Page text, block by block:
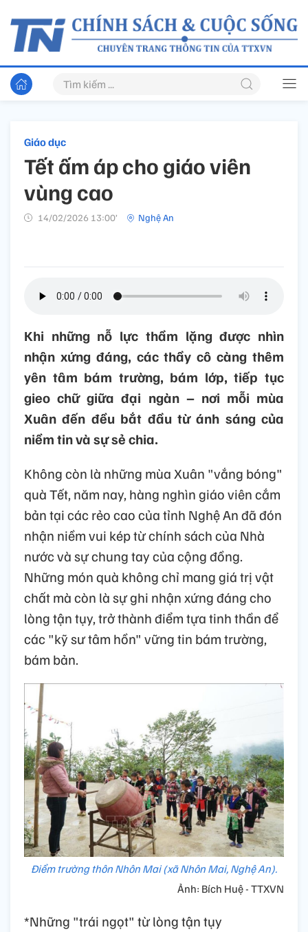
Giáo dục
Tết ấm áp cho giáo viên
vùng cao
14/02/2026 13:00’ Nghệ An
Khi những nỗ lực thầm lặng được nhìn
nhận xứng đáng, các thầy cô càng thêm
yên tâm bám trường, bám lớp, tiếp tục
gieo chữ giữa đại ngàn – nơi mỗi mùa
Xuân đến đều bắt đầu từ ánh sáng của
niềm tin và sự sẻ chia.
Không còn là những mùa Xuân "vắng bóng"
quà Tết, năm nay, hàng nghìn giáo viên cắm
bản tại các rẻo cao của tỉnh Nghệ An đã đón
nhận niềm vui kép từ chính sách của Nhà
nước và sự chung tay của cộng đồng.
Những món quà không chỉ mang giá trị vật
chất mà còn là sự ghi nhận xứng đáng cho
lòng tận tụy, trở thành điểm tựa tinh thần để
các "kỹ sư tâm hồn" vững tin bám trường,
bám bản.
Điểm trường thôn Nhôn Mai (xã Nhôn Mai, Nghệ An).
Ảnh: Bích Huệ - TTXVN
*Những "trái ngọt" từ lòng tận tụy